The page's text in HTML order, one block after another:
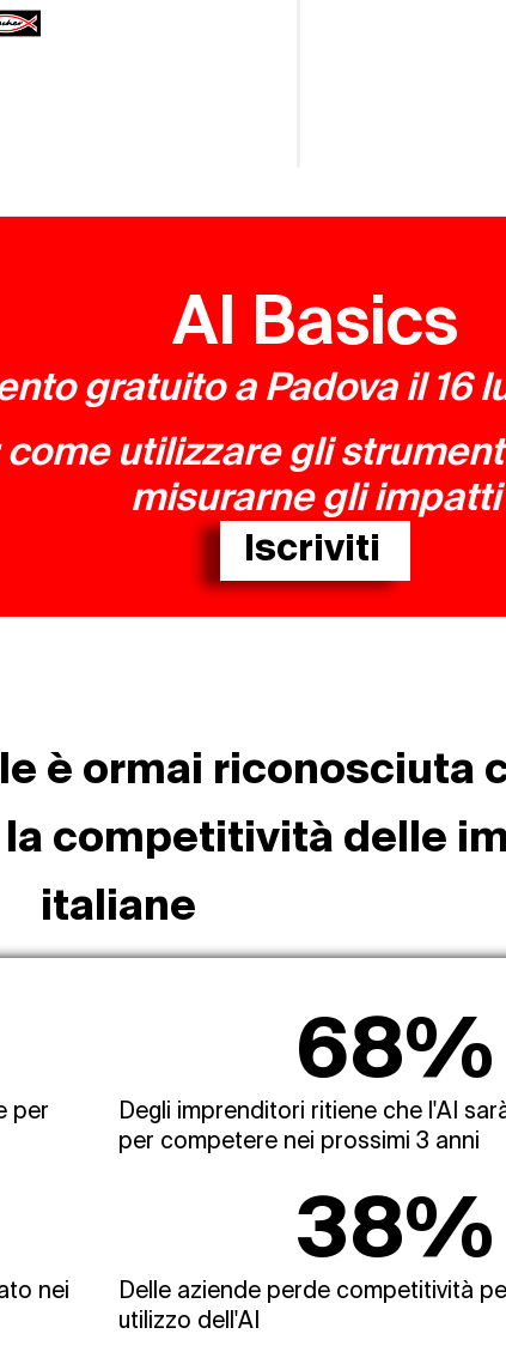
AI Basics
gratuito a Padova il 16
utilizzare gli
misurarne gli impatti
Iscriviti
è ormai riconosciuta
competitività delle
italiane
per
Degli imprenditori ritiene che l'AI
per competere nei prossimi 3 anni
68%
nei
Delle aziende perde competitività
utilizzo dell'AI
38%